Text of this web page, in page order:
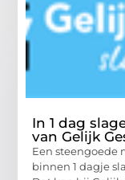
In 1 dag
van Gelijk
Een steengoede
binnen 1 dagje